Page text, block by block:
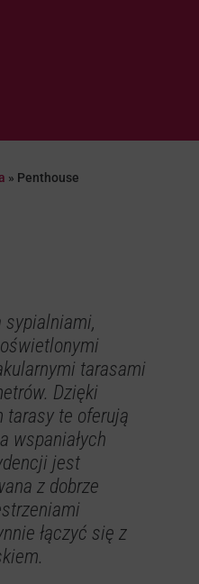
» Penthouse
sypialniami,
tarasami
Dzięki
tarasy te oferują
wspaniałych
jest
z dobrze
łączyć się z